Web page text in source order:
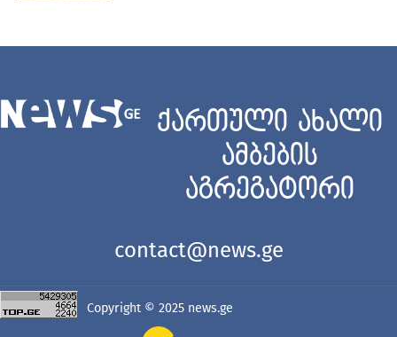
ქართული ახალი
ამბების
აგრეგატორი
contact@news.ge
Copyright © 2025 news.ge